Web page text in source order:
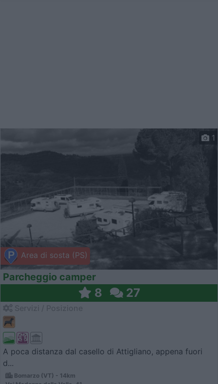
Area di sosta (PS)
1
Parcheggio camper
8 27
A poca distanza dal casello di Attigliano, appena fuori
d...
Bomarzo (VT) - 14km